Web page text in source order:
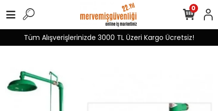
Tüm Alışverişlerinizde 3000 TL Üzeri Kargo Ücretsiz!
0